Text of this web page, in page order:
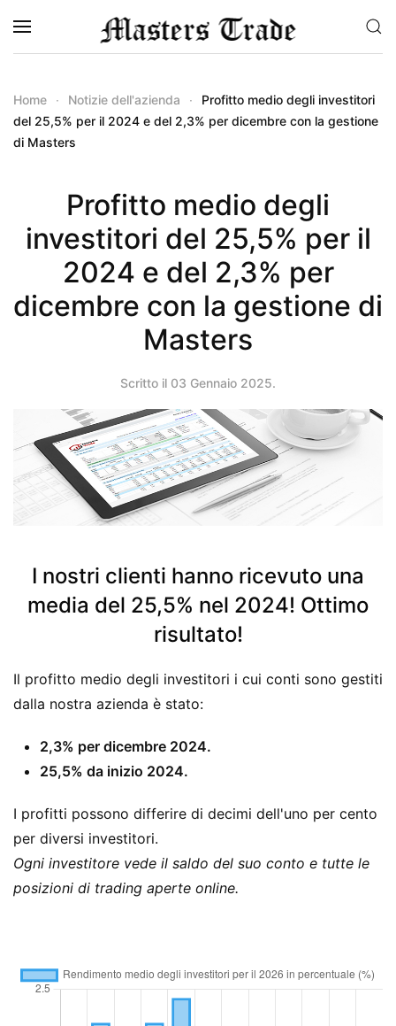
Skip to main content
Home Notizie dell'azienda
Profitto medio degli investitori
del 25,5% per il 2024 e del 2,3% per dicembre con la gestione
di Masters
Profitto medio degli
investitori del 25,5% per il
2024 e del 2,3% per
dicembre con la gestione di
Masters
Scritto il 03 Gennaio 2025.
I nostri clienti hanno ricevuto una
media del 25,5% nel 2024! Ottimo
risultato!
Il profitto medio degli investitori i cui conti sono gestiti
dalla nostra azienda è stato:
2,3% per dicembre 2024.
25,5% da inizio 2024.
I profitti possono differire di decimi dell'uno per cento
per diversi investitori.
Ogni investitore vede il saldo del suo conto e tutte le
posizioni di trading aperte online.